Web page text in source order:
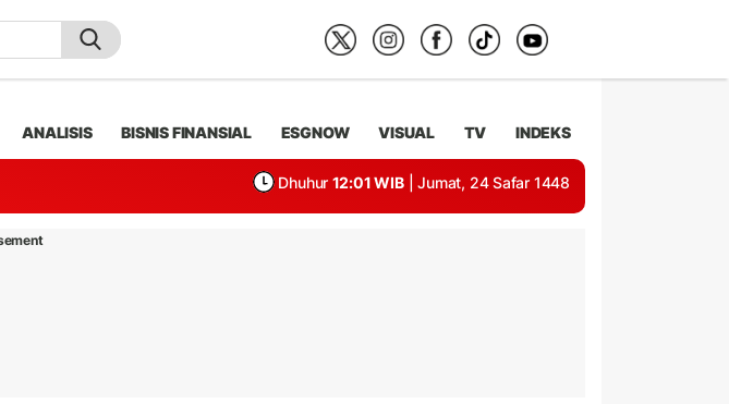
ANALISIS BISNIS FINANSIAL ESGNOW VISUAL TV INDEKS
Dhuhur 12:01 WIB | Jumat, 24 Safar 1448